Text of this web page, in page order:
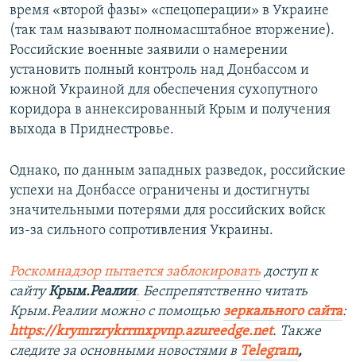
время «второй фазы» «спецоперации» в Украине
(так там называют полномасштабное вторжение).
Российские военные заявили о намерении
установить полный контроль над Донбассом и
южной Украиной для обеспечения сухопутного
коридора в аннексированный Крым и получения
выхода в Приднестровье.
Однако, по данным западных разведок, российские
успехи на Донбассе ограничены и достигнуты
значительными потерями для российских войск
из-за сильного сопротивления Украины.
Роскомнадзор пытается заблокировать доступ к
сайтуКрым.Реалии. Беспрепятственно читать
Крым.Реалии можно с помощью зеркального сайта:
https://krymrzrykrrmxpvnp.azureedge.net. Также
следите за основными новостями в Telegram,